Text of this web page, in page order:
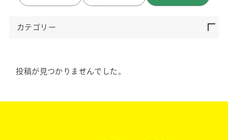
カテゴリー
投稿が見つかりませんでした。